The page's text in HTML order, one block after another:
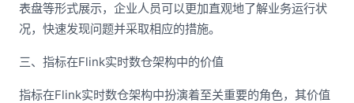
表盘等形式展示，企业人员可以更加直观地了解业务运行状
况，快速发现问题并采取相应的措施。
三、指标在Flink实时数仓架构中的价值
指标在Flink实时数仓架构中扮演着至关重要的角色，其价值